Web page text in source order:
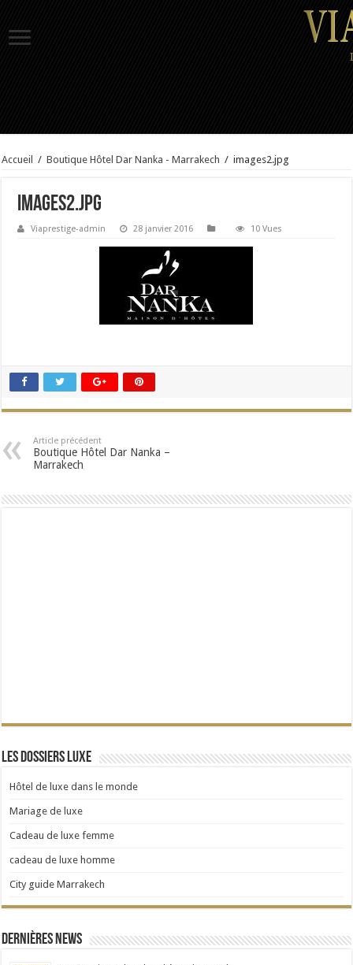
Accueil / Boutique Hôtel Dar Nanka - Marrakech / images2.jpg
images2.jpg
Viaprestige-admin 28 janvier 2016 10 Vues
Article précédent
Boutique Hôtel Dar Nanka –
Marrakech
Les dossiers Luxe
Hôtel de luxe dans le monde
Mariage de luxe
Cadeau de luxe femme
cadeau de luxe homme
City guide Marrakech
Dernières news